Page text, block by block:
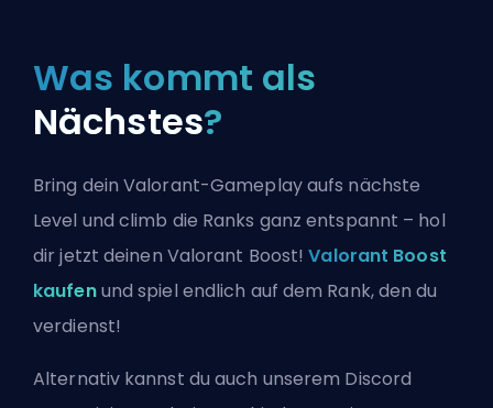
Was kommt als
Nächstes?
Bring dein Valorant-Gameplay aufs nächste
Level und climb die Ranks ganz entspannt – hol
dir jetzt deinen Valorant Boost!Valorant Boost
kaufenund spiel endlich auf dem Rank, den du
verdienst!
Alternativ kannst du auch unserem Discord